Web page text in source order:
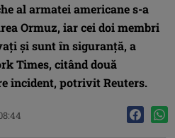
al armatei americane s-a
Ormuz, iar cei doi membri
şi sunt în siguranţă, a
Times, citând două
incident, potrivit Reuters.